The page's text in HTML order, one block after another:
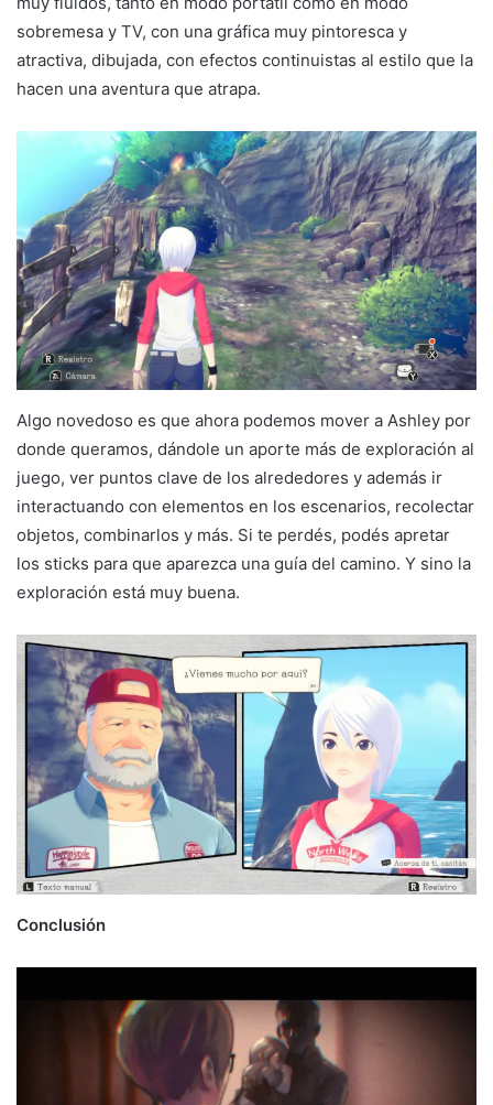
sobremesa y TV, con una gráfica muy pintoresca y
atractiva, dibujada, con efectos continuistas al estilo que la
hacen una aventura que atrapa.
Algo novedoso es que ahora podemos mover a Ashley por
donde queramos, dándole un aporte más de exploración al
juego, ver puntos clave de los alrededores y además ir
interactuando con elementos en los escenarios, recolectar
objetos, combinarlos y más. Si te perdés, podés apretar
los sticks para que aparezca una guía del camino. Y sino la
exploración está muy buena.
Conclusión